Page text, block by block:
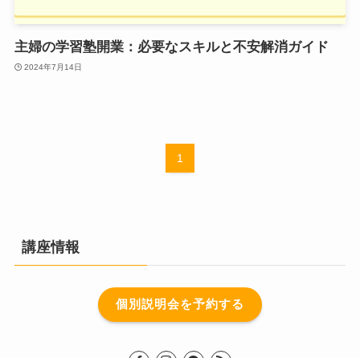
主婦の学習塾開業：必要なスキルと不安解消ガイド
2024年7月14日
1
講座情報
個別説明会を予約する